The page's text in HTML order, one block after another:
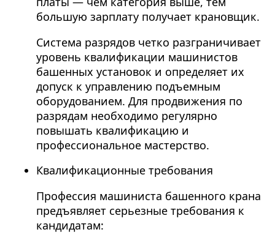
большую зарплату получает крановщик.
Система разрядов четко разграничивает
уровень квалификации машинистов
башенных установок и определяет их
допуск к управлению подъемным
оборудованием. Для продвижения по
разрядам необходимо регулярно
повышать квалификацию и
профессиональное мастерство.
Квалификационные требования
Профессия машиниста башенного крана
предъявляет серьезные требования к
кандидатам: